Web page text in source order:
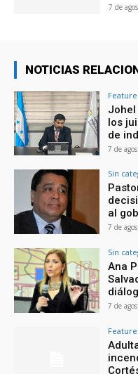
7 de
NOTICIAS
Johel
los
de
7 de
Sin
al
7 de
Sin
Ana
7 de